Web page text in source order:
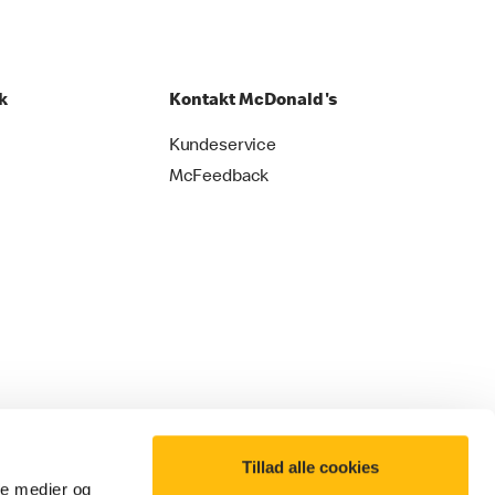
medier og
Tillad alle cookies
Kontakt McDonald's
Kundeservice
McFeedback